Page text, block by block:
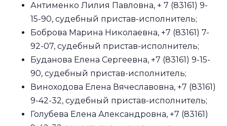
Антименко Лилия Павловна, + 7 (83161) 9-
15-90, судебный пристав-исполнитель;
Боброва Марина Николаевна, +7 (83161) 7-
92-07, судебный пристав-исполнитель;
Буданова Елена Сергеевна, +7 (83161) 9-15-
90, судебный пристав-исполнитель;
Виноходова Елена Вячеславовна, +7 (83161)
9-42-32, судебный пристав-исполнитель;
Голубева Елена Александровна, +7 (83161)